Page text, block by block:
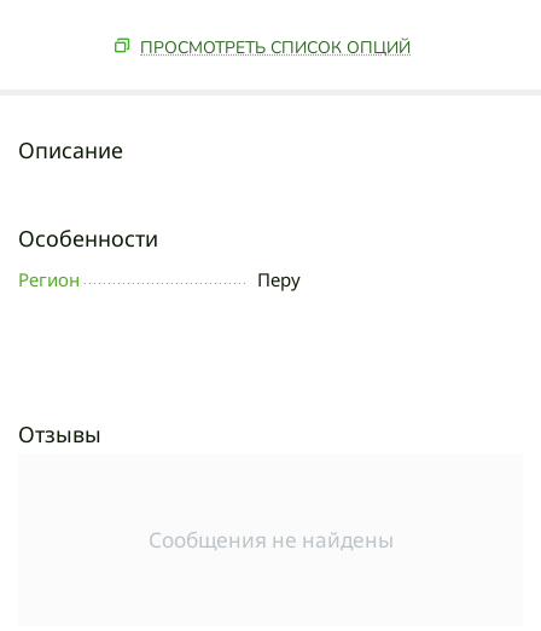
ПРОСМОТРЕТЬ СПИСОК ОПЦИЙ
Описание
Особенности
Регион Перу
Отзывы
Сообщения не найдены